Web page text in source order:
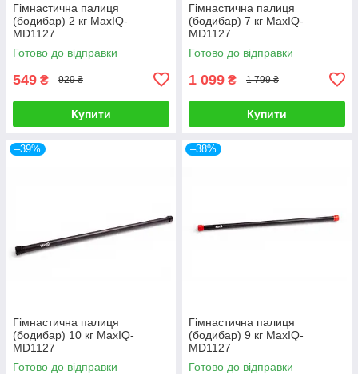
Гімнастична палиця
(бодибар) 2 кг MaxIQ-
MD1127
Готово до відправки
549 ₴ 929 ₴
Купити
Гімнастична палиця
(бодибар) 7 кг MaxIQ-
MD1127
Готово до відправки
1 099 ₴ 1 799 ₴
Купити
–39%
Гімнастична палиця
(бодибар) 10 кг MaxIQ-
MD1127
Готово до відправки
–38%
Гімнастична палиця
(бодибар) 9 кг MaxIQ-
MD1127
Готово до відправки